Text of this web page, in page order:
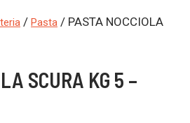
/ Pasta / PASTA NOCCIOLA
SCURA KG 5 –